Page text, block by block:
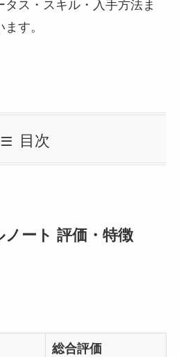
ス・スキル・入手方法ま
す。
目次
ート 評価・特徴
総合評価